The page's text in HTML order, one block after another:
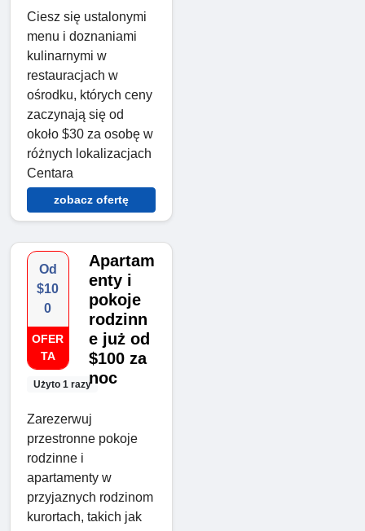
Ciesz się ustalonymi
menu i doznaniami
kulinarnymi w
restauracjach w
ośrodku, których ceny
zaczynają się od
około $30 za osobę w
różnych lokalizacjach
Centara
zobacz ofertę
Od
$10
0
OFER
TA
Użyto 1 razy
Apartam
enty i
pokoje
rodzinn
e już od
$100 za
noc
Zarezerwuj
przestronne pokoje
rodzinne i
apartamenty w
przyjaznych rodzinom
kurortach, takich jak